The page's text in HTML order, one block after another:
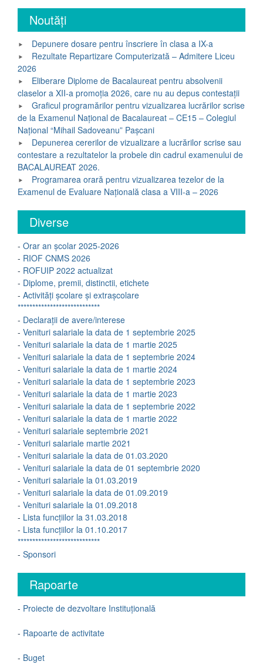
Noutăți
Depunere dosare pentru înscriere în clasa a IX-a
Rezultate Repartizare Computerizată – Admitere Liceu
2026
Eliberare Diplome de Bacalaureat pentru absolvenii
claselor a XII-a promoția 2026, care nu au depus contestații
Graficul programărilor pentru vizualizarea lucrărilor scrise
de la Examenul Național de Bacalaureat – CE15 – Colegiul
Național “Mihail Sadoveanu” Pașcani
Depunerea cererilor de vizualizare a lucrărilor scrise sau
contestare a rezultatelor la probele din cadrul examenului de
BACALAUREAT 2026.
Programarea orară pentru vizualizarea tezelor de la
Examenul de Evaluare Națională clasa a VIII-a – 2026
Diverse
- Orar an școlar 2025-2026
- RIOF CNMS 2026
- ROFUIP 2022 actualizat
- Diplome, premii, distinctii, etichete
- Activități școlare și extrașcolare
****************************
- Declarații de avere/interese
- Venituri salariale la data de 1 septembrie 2025
- Venituri salariale la data de 1 martie 2025
- Venituri salariale la data de 1 septembrie 2024
- Venituri salariale la data de 1 martie 2024
- Venituri salariale la data de 1 septembrie 2023
- Venituri salariale la data de 1 martie 2023
- Venituri salariale la data de 1 septembrie 2022
- Venituri salariale la data de 1 martie 2022
- Venituri salariale septembrie 2021
- Venituri salariale martie 2021
- Venituri salariale la data de 01.03.2020
- Venituri salariale la data de 01 septembrie 2020
- Venituri salariale la 01.03.2019
- Venituri salariale la data de 01.09.2019
- Venituri salariale la 01.09.2018
- Lista funcțiilor la 31.03.2018
- Lista funcțiilor la 01.10.2017
****************************
- Sponsori
Rapoarte
- Proiecte de dezvoltare Instituțională
- Rapoarte de activitate
- Buget